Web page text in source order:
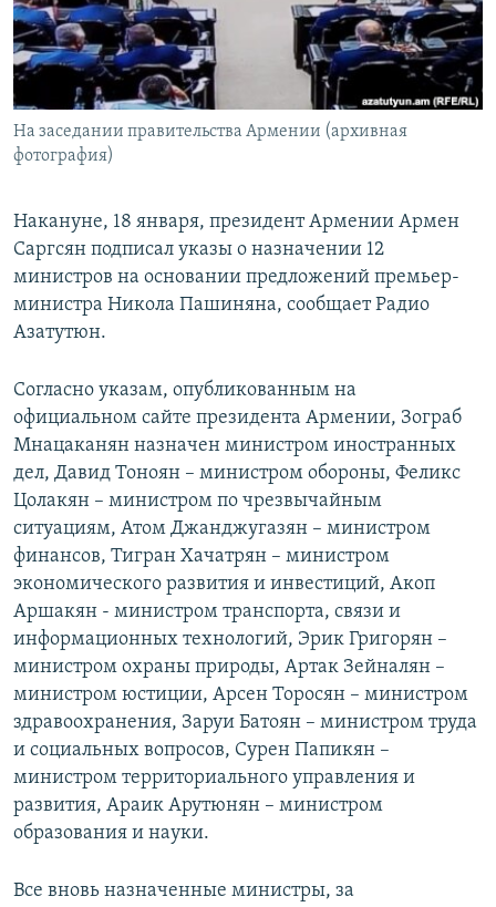
СПОРТ
МИР
БЛОГИ
ГОЛОСА
ЧИТАЕМ ПРЕССУ
АРХИВ РАДИОПРОГРАММЫ
Все сайты РСЕ/РС
На заседании правительства Армении (архивная
фотография)
Накануне, 18 января, президент Армении Армен
Саргсян подписал указы о назначении 12
министров на основании предложений премьер-
министра Никола Пашиняна, сообщает Радио
Азатутюн.
Согласно указам, опубликованным на
официальном сайте президента Армении, Зограб
Мнацаканян назначен министром иностранных
дел, Давид Тоноян – министром обороны, Феликс
Цолакян – министром по чрезвычайным
ситуациям, Атом Джанджугазян – министром
финансов, Тигран Хачатрян – министром
экономического развития и инвестиций, Акоп
Аршакян - министром транспорта, связи и
информационных технологий, Эрик Григорян –
министром охраны природы, Артак Зейналян –
министром юстиции, Арсен Торосян – министром
здравоохранения, Заруи Батоян – министром труда
и социальных вопросов, Сурен Папикян –
министром территориального управления и
развития, Араик Арутюнян – министром
образования и науки.
Все вновь назначенные министры, за